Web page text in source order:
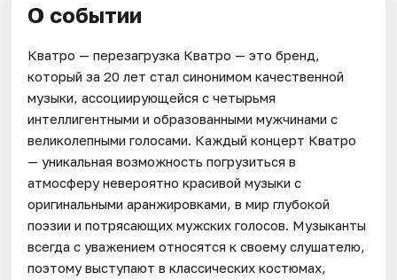
О событии
Кватро — перезагрузка Кватро — это бренд,
который за 20 лет стал синонимом качественной
музыки, ассоциирующейся с четырьмя
интеллигентными и образованными мужчинами с
великолепными голосами. Каждый концерт Кватро
— уникальная возможность погрузиться в
атмосферу невероятно красивой музыки с
оригинальными аранжировками, в мир глубокой
поэзии и потрясающих мужских голосов. Музыканты
всегда с уважением относятся к своему слушателю,
поэтому выступают в классических костюмах,